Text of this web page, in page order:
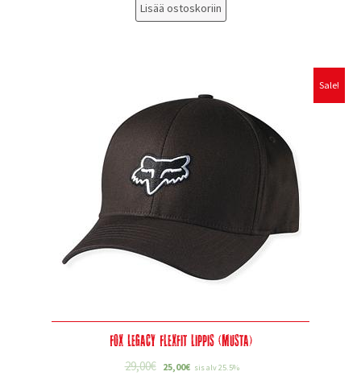
Lisää ostoskoriin
Sale!
Fox Legacy Flexfit lippis (musta)
29,00€ 25,00€ sis alv 25.5%